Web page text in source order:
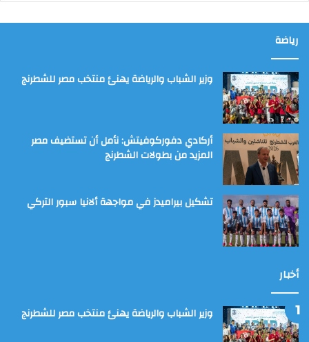
رياضة
وزير الشباب والرياضة يهنئ منتخب مصر للشطرنج
أركادي دفوركوفيتش: نأمل أن تستضيف مصر
المزيد من بطولات الشطرنج
تشكيل بيراميدز في مواجهة ألانيا سبور التركي
أخبار
وزير الشباب والرياضة يهنئ منتخب مصر للشطرنج